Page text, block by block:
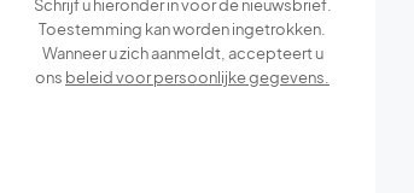
Schrijf u hieronder in voor de nieuwsbrief.
Toestemming kan worden ingetrokken.
Wanneer u zich aanmeldt, accepteert u
ons beleid voor persoonlijke gegevens.